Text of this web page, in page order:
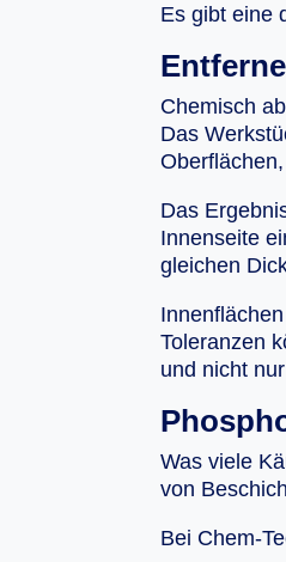
Es gibt eine
Chemisch
Das
Das
Innenseite
gleichen
Toleranzen
und nicht
Was viele
von
Bei Chem-